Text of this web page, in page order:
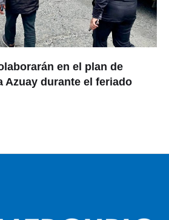
en el plan de
Azuay durante el feriado